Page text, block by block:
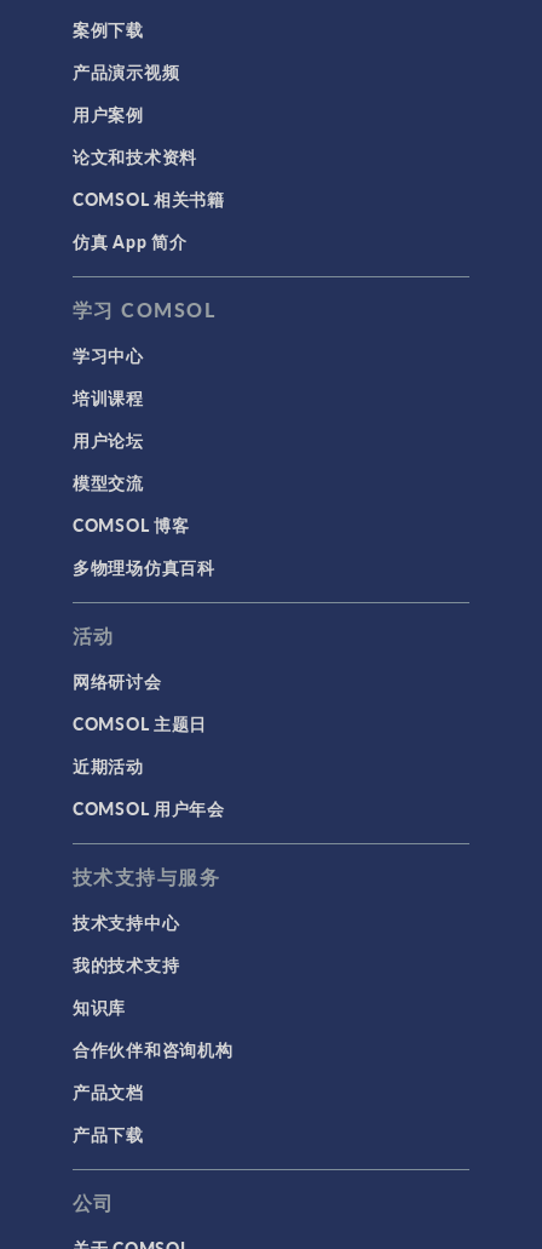
案例下载
产品演示视频
用户案例
论文和技术资料
COMSOL 相关书籍
仿真 App 简介
学习 COMSOL
学习中心
培训课程
用户论坛
模型交流
COMSOL 博客
多物理场仿真百科
活动
网络研讨会
COMSOL 主题日
近期活动
COMSOL 用户年会
技术支持与服务
技术支持中心
我的技术支持
知识库
合作伙伴和咨询机构
产品文档
产品下载
公司